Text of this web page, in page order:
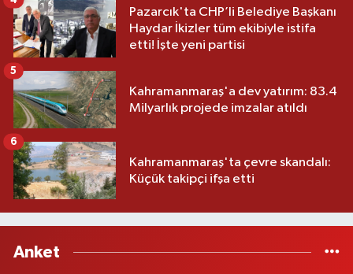
Pazarcık'ta CHP’li Belediye Başkanı
Haydar İkizler tüm ekibiyle istifa
etti! İşte yeni partisi
Kahramanmaraş'a dev yatırım: 83.4
Milyarlık projede imzalar atıldı
5
Kahramanmaraş'ta çevre skandalı:
Küçük takipçi ifşa etti
6
Anket